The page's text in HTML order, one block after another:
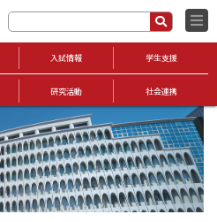
入試情報 学生支援
研究活動 社会連携